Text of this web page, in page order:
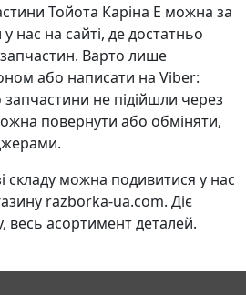
Тойота Каріна Е можна за
нас на сайті, де достатньо
Варто лише
або написати на Viber:
не підійшли через
повернути або обміняти,
складу можна подивитися у нас
razborka-ua.com. Діє
весь асортимент деталей.